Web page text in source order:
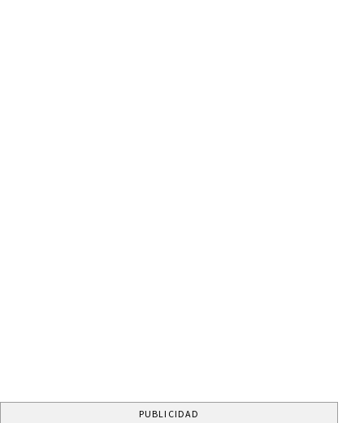
PUBLICIDAD